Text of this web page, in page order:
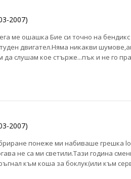
2007)
ме ошашка Бие си точно на
двигател.Няма никакви
слушам кое стърже...пък и не го
2007)
понеже ми набиваше грешка
не са ми светили.Тази година
към коша за боклук(или към